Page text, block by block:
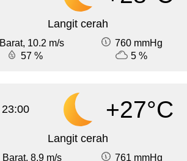
Langit cerah
Barat, 10.2 m/s
760 mmHg
57 %
5 %
23:00 +27°C
Langit cerah
Barat, 8.9 m/s
761 mmHg